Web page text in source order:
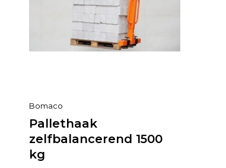
Bomaco
Pallethaak
zelfbalancerend 1500
kg